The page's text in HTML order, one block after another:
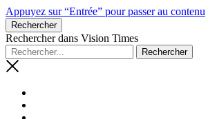
Appuyez sur “Entrée” pour passer au contenu
Rechercher
Rechercher dans Vision Times